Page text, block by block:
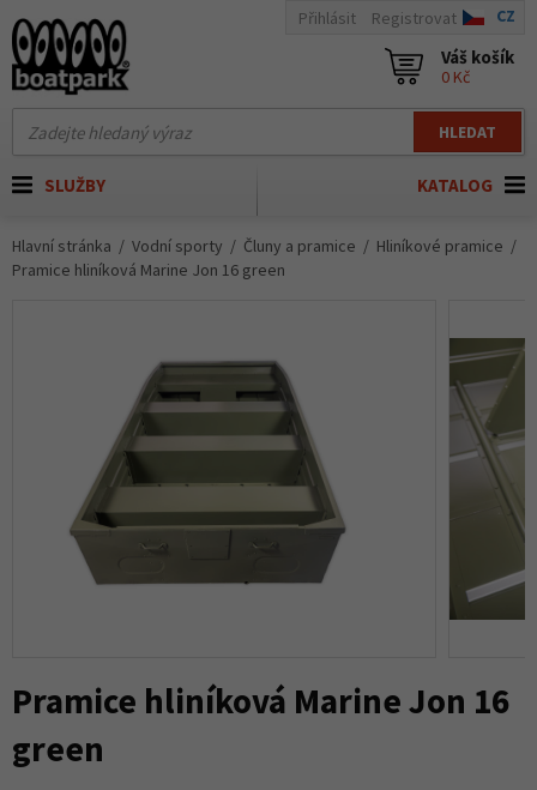
HLEDAT
Přihlásit Registrovat CZ
Váš košík
0 Kč
KATALOG
SLUŽBY
Hlavní stránka Vodní sporty Čluny a pramice
Hliníkové pramice
Pramice hliníková Marine Jon 16 green
Pramice hliníková Marine Jon 16
green